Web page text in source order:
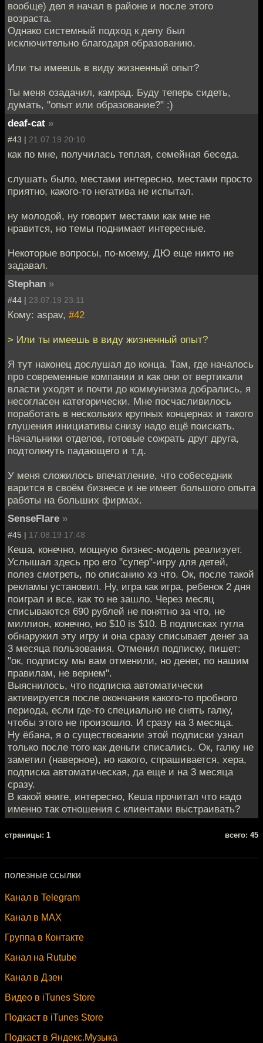
вообще) дел я начал в районе и после этого
возраста.
Однако системный подход к делу был
исключительно благодаря образованию.
Или ты имеешь в виду жизненный опыт?
Ты меня озадачил, камрад. Буду теперь сидеть,
думать, "опыт или образование?" :)
deaf-cat »
#43 | 21.07.19 20:10
как по мне, получилась теплая, семейная беседа.
слушать было, местами интересно, местами просто
приятно, какого-то негатива не испытал.
ну молодой, ну говорит местами как мне не
нравится, но темы поднимает интересные.
Некоторые вопросы, по-моему, ДЮ еще никто не
задавал.
Stephan »
#44 | 23.07.19 23:11
Кому: aspav, #42
> Или ты имеешь в виду жизненный опыт?
Я тут наконец дослушал до конца. Там, где началось
про современные компании и как они от вертикали
власти уходят и почти до коммунизма добрались, я
несогласен категорически. Мне посчасливилось
поработать в нескольких крупных концернах и такого
глушения инициативы снизу надо ещё поискать.
Начальники отделов, готовые сожрать друг друга,
подтолкнуть падающего и т.д.
У меня сложилось впечатление, что собеседник
варится в своём бизнесе и не имеет большого опыта
работы на больших фирмах.
SenseFlare »
#45 | 17.08.19 17:48
Кеша, конечно, мощную бизнес-модель реализует.
Услышал здесь про его "супер"-игру для детей,
полез смотреть, по описанию хз что. Ок, после такой
рекламы установил. Ну, игра как игра, ребенок 2 дня
поиграл и все, как то не зашло. Через месяц
списываются 690 рублей не понятно за что, не
миллион, конечно, но $10 is $10. В подписках гугла
обнаружил эту игру и она сразу списывает денег за
3 месяца пользования. Отменил подписку, пишет:
"ок, подписку мы вам отменили, но денег, по нашим
правилам, не вернем".
Выяснилось, что подписка автоматически
активируется после окончания какого-то пробного
периода, если где-то специально не снять галку,
чтобы этого не произошло. И сразу на 3 месяца.
Ну ёбана, я о существовании этой подписки узнал
только после того как деньги списались. Ок, галку не
заметил (наверное), но какого, спрашивается, хера,
подписка автоматическая, да еще и на 3 месяца
сразу.
В какой книге, интересно, Кеша прочитал что надо
именно так отношения с клиентами выстраивать?
cтраницы: 1 всего: 45
полезные ссылки
Канал в Telegram
Канал в MAX
Группа в Контакте
Канал на Rutube
Канал в Дзен
Видео в iTunes Store
Подкаст в iTunes Store
Подкаст в Яндекс.Музыка